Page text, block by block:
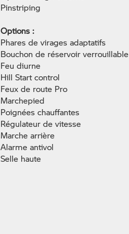
Pinstriping
Options :
Phares de virages adaptatifs
Bouchon de réservoir verrouillable
Feu diurne
Hill Start control
Feux de route Pro
Marchepied
Poignées chauffantes
Régulateur de vitesse
Marche arrière
Alarme antivol
Selle haute